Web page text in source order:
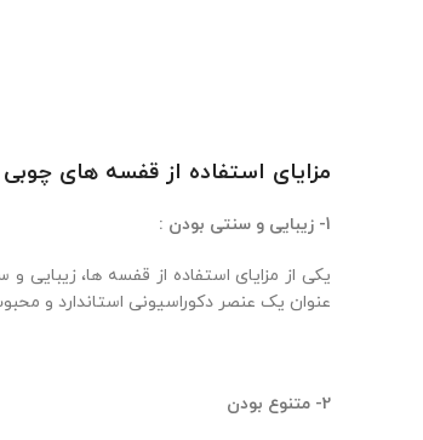
مزایای استفاده از قفسه های
1- زیبایی و سنتی بودن :
یکی از مزایای استفاده از قفسه ها،
عنوان یک عنصر دکوراسیونی استاندارد و
2- متنوع بودن